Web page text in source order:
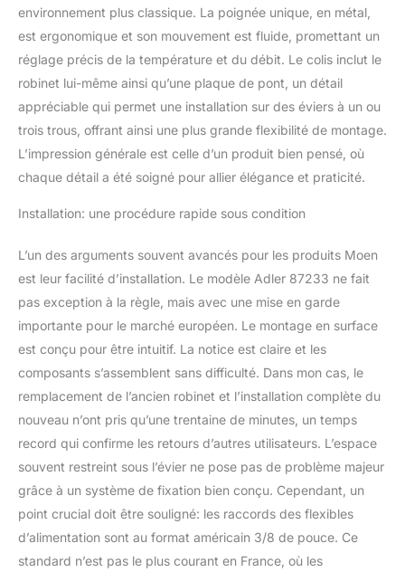
n’importe quel style de
décoration. Durabilité : le
robinet est conçu pour
durer avec sa
construction robuste et
ses matériaux de qualité
supérieure, assurant
long terme. Conforme à
la norme ADA : conforme
loi américaine sur les
(ADA). Construit pour
durer. -
environnement plus classique. La poignée unique, en métal,
est ergonomique et son mouvement est fluide, promettant un
réglage précis de la température et du débit. Le colis inclut le
robinet lui-même ainsi qu’une plaque de pont, un détail
appréciable qui permet une installation sur des éviers à un ou
trois trous, offrant ainsi une plus grande flexibilité de montage.
L’impression générale est celle d’un produit bien pensé, où
chaque détail a été soigné pour allier élégance et praticité.
Installation: une procédure rapide sous condition
L’un des arguments souvent avancés pour les produits Moen
est leur facilité d’installation. Le modèle Adler 87233 ne fait
pas exception à la règle, mais avec une mise en garde
importante pour le marché européen. Le montage en surface
est conçu pour être intuitif. La notice est claire et les
composants s’assemblent sans difficulté. Dans mon cas, le
remplacement de l’ancien robinet et l’installation complète du
nouveau n’ont pris qu’une trentaine de minutes, un temps
record qui confirme les retours d’autres utilisateurs. L’espace
souvent restreint sous l’évier ne pose pas de problème majeur
grâce à un système de fixation bien conçu. Cependant, un
point crucial doit être souligné: les raccords des flexibles
d’alimentation sont au format américain 3/8 de pouce. Ce
standard n’est pas le plus courant en France, où les